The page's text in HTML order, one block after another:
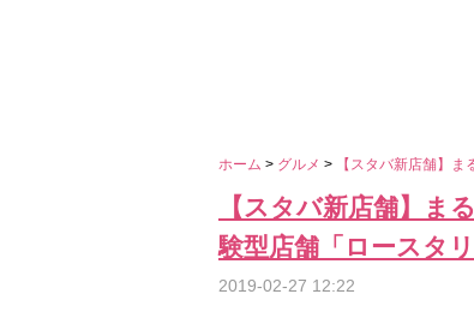
ホーム > グルメ > 【スタバ新店舗】
【スタバ新店舗】
験型店舗「ロースタ
2019-02-27 12:22